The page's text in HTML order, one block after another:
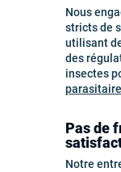
Nous
stricts de
utilisant
des
insectes
Pas de
Notre